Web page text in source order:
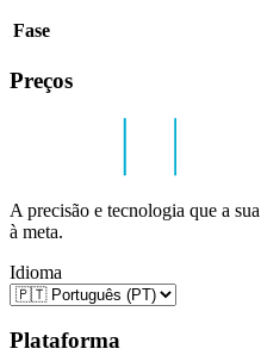
Fase
Preços
A precisão e tecnologia que a
à meta.
Idioma
Plataforma